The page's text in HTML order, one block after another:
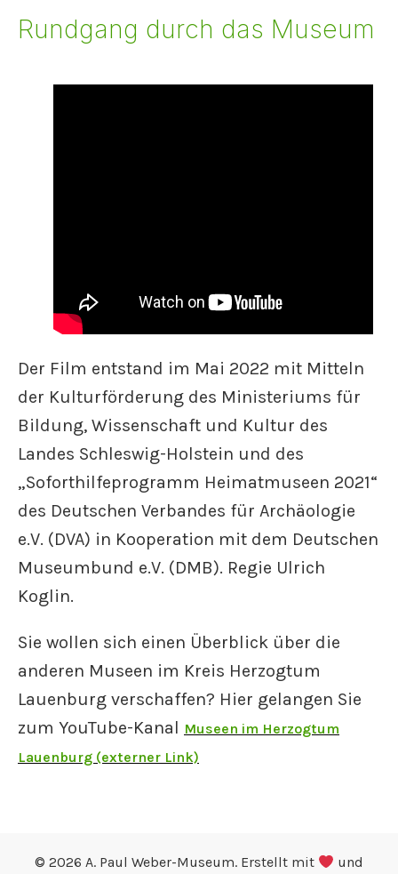
Rundgang durch das Museum
Der Film entstand im Mai 2022 mit Mitteln
der Kulturförderung des Ministeriums für
Bildung, Wissenschaft und Kultur des
Landes Schleswig-Holstein und des
„Soforthilfeprogramm Heimatmuseen 2021“
des Deutschen Verbandes für Archäologie
e.V. (DVA) in Kooperation mit dem Deutschen
Museumbund e.V. (DMB). Regie Ulrich
Koglin.
Sie wollen sich einen Überblick über die
anderen Museen im Kreis Herzogtum
Lauenburg verschaffen? Hier gelangen Sie
zum YouTube-Kanal Museen im Herzogtum
Lauenburg (externer Link)
© 2026 A. Paul Weber-Museum. Erstellt mit und